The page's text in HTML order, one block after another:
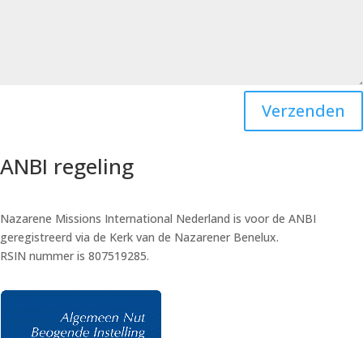
Verzenden
ANBI regeling
Nazarene Missions International Nederland is voor de ANBI
geregistreerd via de Kerk van de Nazarener Benelux.
RSIN nummer is 807519285.